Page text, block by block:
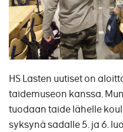
HS Lasten uutiset on
taidemuseon kanssa.
tuodaan taide lähelle
syksynä sadalle 5. ja 6.